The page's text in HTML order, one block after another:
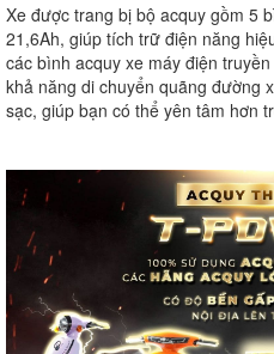
Xe được trang bị bộ acquy gồm 5
21,6Ah, giúp tích trữ điện năng
các bình acquy xe máy điện
khả năng di chuyển quãng đường
sạc, giúp bạn có thể yên tâm hơn